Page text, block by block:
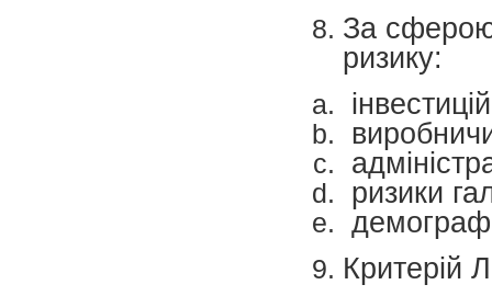
За сферою
ризику:
ризики
Критерій